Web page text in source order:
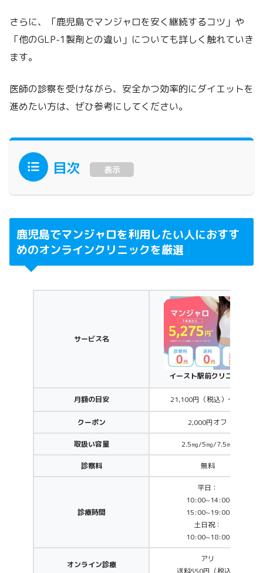
さらに、「鹿児島でマンジャロを安く継続するコツ」や
「他のGLP-1製剤との違い」についても詳しく触れていき
ます。
医師の診察を受けながら、安全かつ効率的にダイエットを
進めたい方は、ぜひ参考にしてください。
目次 表示
鹿児島でマンジャロを利用したい人におすす
めのオンラインクリニックを厳選
サービス名
イースト駅前クリニック
月額の目安 21,100円（税込）～/月
クーポン 2,000円オフ
取扱い容量 2.5㎎/5㎎/7.5㎎
診察料 無料
診療時間
平日：
10:00~14:00
15:00~19:00
土日祝：
10:00~18:00
オンライン診療
アリ
送料550円（税込）